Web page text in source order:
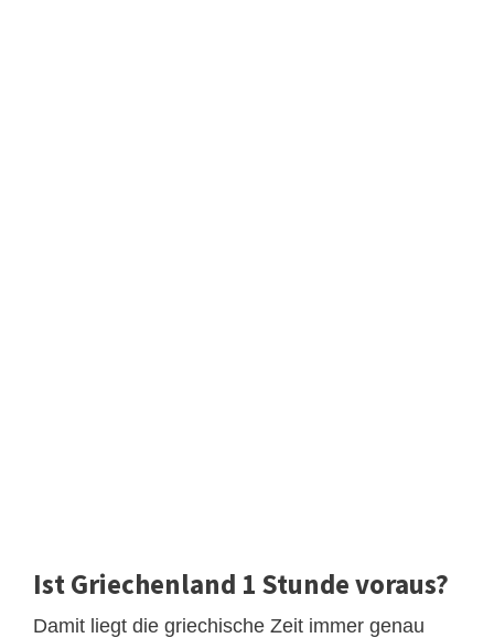
Ist Griechenland 1 Stunde voraus?
Damit liegt die griechische Zeit immer genau